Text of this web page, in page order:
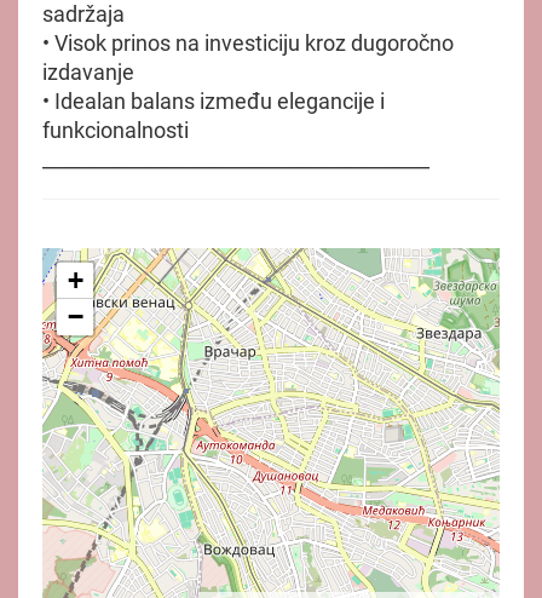
sadržaja
• Visok prinos na investiciju kroz dugoročno
izdavanje
• Idealan balans između elegancije i
funkcionalnosti
+
−